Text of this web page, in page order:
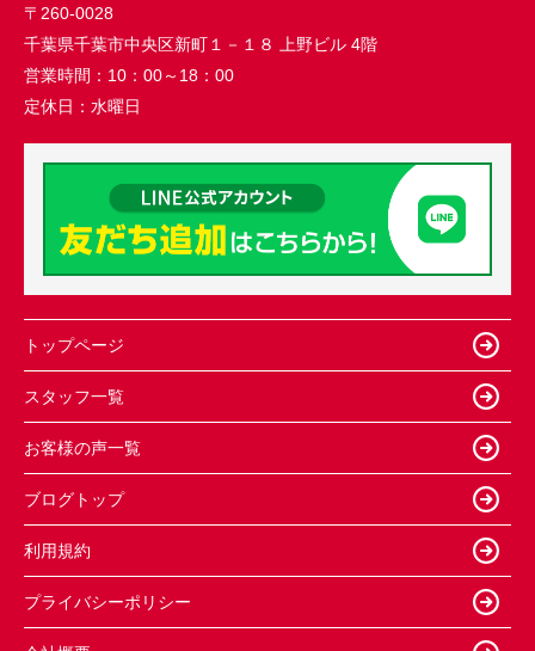
〒260-0028
千葉県千葉市中央区新町１－１８ 上野ビル 4階
営業時間： 10：00～18：00
定休日： 水曜日
トップページ
スタッフ一覧
お客様の声一覧
ブログトップ
利用規約
プライバシーポリシー